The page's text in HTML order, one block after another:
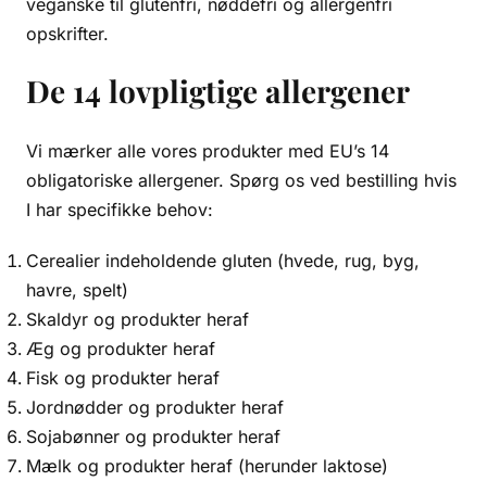
veganske til glutenfri, nøddefri og allergenfri
opskrifter.
De 14 lovpligtige allergener
Vi mærker alle vores produkter med EU’s 14
obligatoriske allergener. Spørg os ved bestilling hvis
I har specifikke behov:
Cerealier indeholdende gluten (hvede, rug, byg,
havre, spelt)
Skaldyr og produkter heraf
Æg og produkter heraf
Fisk og produkter heraf
Jordnødder og produkter heraf
Sojabønner og produkter heraf
Mælk og produkter heraf (herunder laktose)